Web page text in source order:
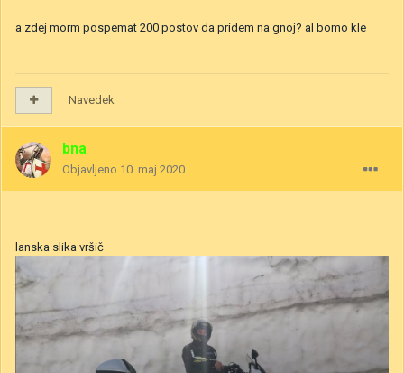
a zdej morm pospemat 200 postov da pridem na gnoj? al bomo kle
Navedek
bna
Objavljeno 10. maj 2020
lanska slika vršič